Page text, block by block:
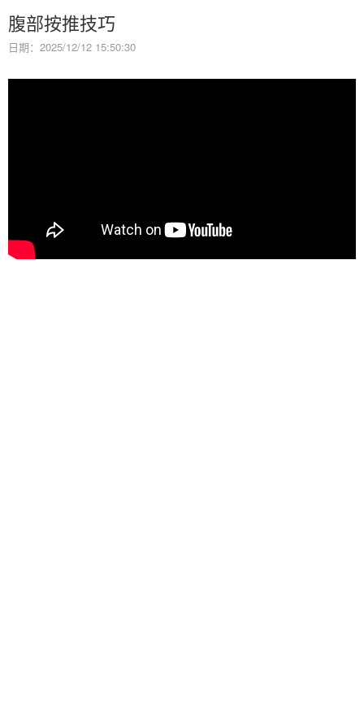
腹部按推技巧
日期：2025/12/12 15:50:30